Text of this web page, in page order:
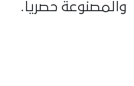
والمصنوعة حصرياً.